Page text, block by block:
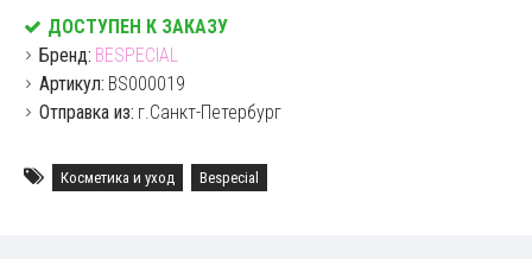
ДОСТУПЕН К ЗАКАЗУ
Бренд: BESPECIAL
Артикул: BS000019
Отправка из: г.Санкт-Петербург
Косметика и уход Bespecial